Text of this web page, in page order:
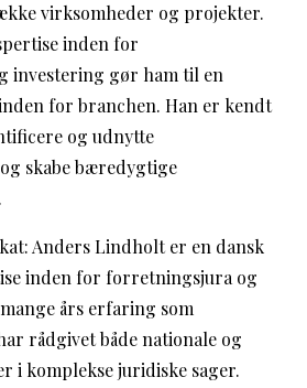
virksomheder og projekter.
inden for
investering gør ham til en
for branchen. Han er kendt
og udnytte
skabe bæredygtige
Anders Lindholt er en dansk
inden for forretningsjura og
års erfaring som
rådgivet både nationale og
i komplekse juridiske sager.